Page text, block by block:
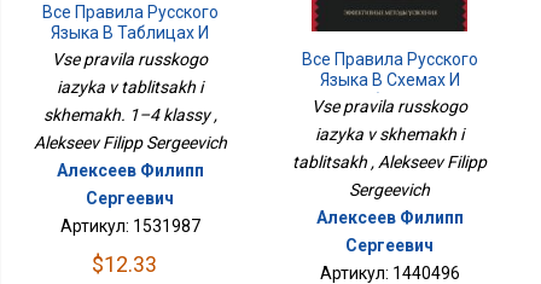
Все Правила Русского
Языка В Таблицах И
Схемах. 1–4 Классы
Vse pravila russkogo
iazyka v tablitsakh i
skhemakh. 1–4 klassy ,
Alekseev Filipp Sergeevich
Алексеев Филипп
Сергеевич
Артикул: 1531987
$12.33
Все Правила Русского
Языка В Схемах И
Таблицах
Vse pravila russkogo
iazyka v skhemakh i
tablitsakh , Alekseev Filipp
Sergeevich
Алексеев Филипп
Сергеевич
Артикул: 1440496